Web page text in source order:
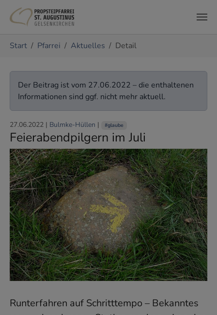
Start Pfarrei Aktuelles Detail
Der Beitrag ist vom 27.06.2022 – die enthaltenen
Informationen sind ggf. nicht mehr aktuell.
27.06.2022 | Bulmke-Hüllen | #glaube
Feierabendpilgern im Juli
Runterfahren auf Schritttempo – Bekanntes